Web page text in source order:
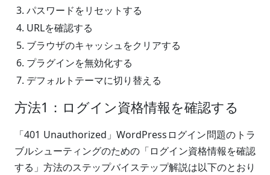
パスワードをリセットする
URLを確認する
ブラウザのキャッシュをクリアする
プラグインを無効化する
デフォルトテーマに切り替える
方法1：ログイン資格情報を確認する
「401 Unauthorized」WordPressログイン問題のトラ
ブルシューティングのための「ログイン資格情報を確認
する」方法のステップバイステップ解説は以下のとおり